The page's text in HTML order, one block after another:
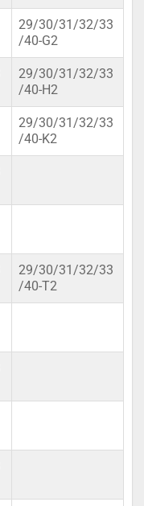
29/30/31/32/33
/40-G2
29/30/31/32/33
/40-H2
29/30/31/32/33
/40-K2
29/30/31/32/33
/40-T2